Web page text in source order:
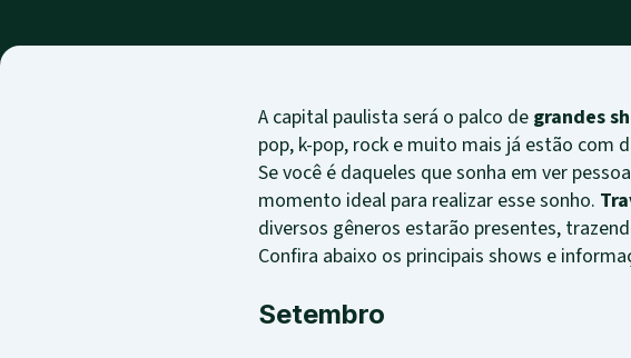
A capital paulista será o palco de grandes
pop, k-pop, rock e muito mais já estão com
Se você é daqueles que sonha em ver
momento ideal para realizar esse sonho.
diversos gêneros estarão presentes,
Confira abaixo os principais shows e
Setembro